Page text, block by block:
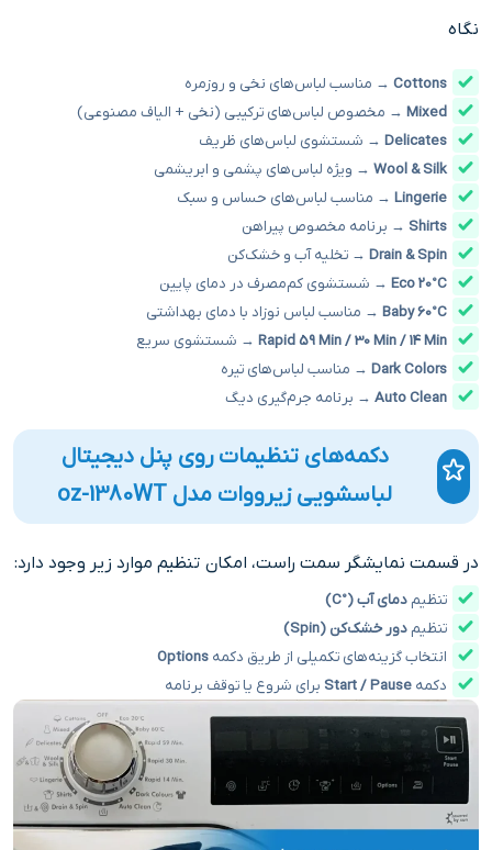
نگاه
Cottons → مناسب لباس‌های نخی و روزمره
Mixed → مخصوص لباس‌های ترکیبی (نخی + الیاف مصنوعی)
Delicates → شستشوی لباس‌های ظریف
Wool & Silk → ویژه لباس‌های پشمی و ابریشمی
Lingerie → مناسب لباس‌های حساس و سبک
Shirts → برنامه مخصوص پیراهن
Drain & Spin → تخلیه آب و خشک‌کن
Eco 20°C → شستشوی کم‌مصرف در دمای پایین
Baby 60°C → مناسب لباس نوزاد با دمای بهداشتی
Rapid 59 Min / 30 Min / 14 Min → شستشوی سریع
Dark Colors → مناسب لباس‌های تیره
Auto Clean → برنامه جرم‌گیری دیگ
دکمه‌های تنظیمات روی پنل دیجیتال
لباسشویی زیرووات مدل oz-1380WT
در قسمت نمایشگر سمت راست، امکان تنظیم موارد زیر وجود دارد:
تنظیم دمای آب (°C)
تنظیم دور خشک‌کن (Spin)
انتخاب گزینه‌های تکمیلی از طریق دکمه Options
دکمه Start / Pause برای شروع یا توقف برنامه